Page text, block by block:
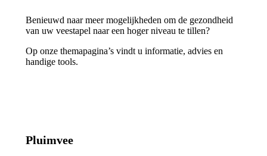
Benieuwd naar meer mogelijkheden om de gezondheid
van uw veestapel naar een hoger niveau te tillen?
Op onze themapagina’s vindt u informatie, advies en
handige tools.
Pluimvee